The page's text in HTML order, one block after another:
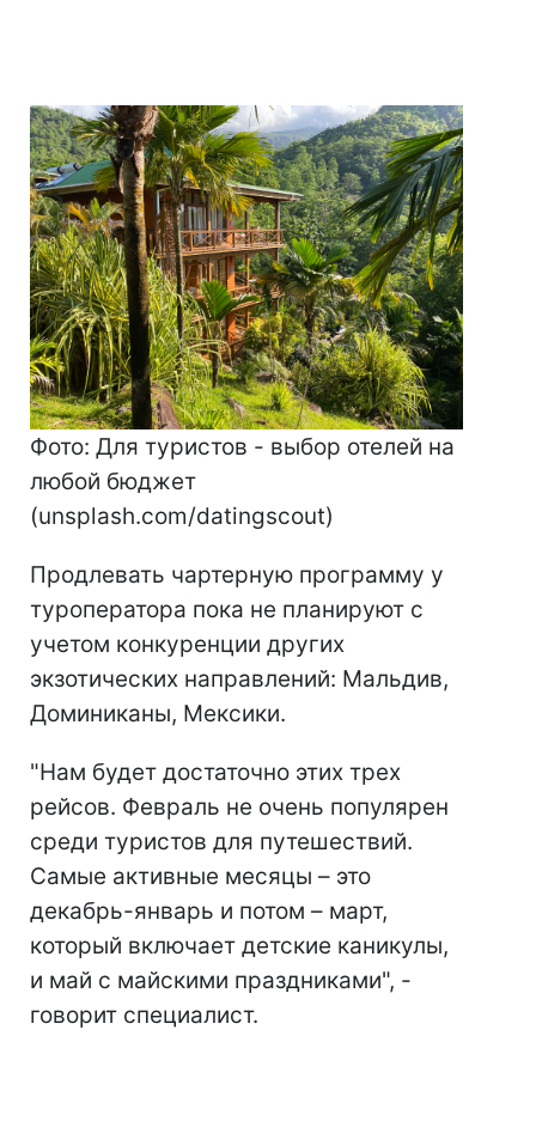
Фото: Для туристов - выбор отелей на
любой бюджет
(unsplash.com/datingscout)
Продлевать чартерную программу у
туроператора пока не планируют с
учетом конкуренции других
экзотических направлений: Мальдив,
Доминиканы, Мексики.
"Нам будет достаточно этих трех
рейсов. Февраль не очень популярен
среди туристов для путешествий.
Самые активные месяцы – это
декабрь-январь и потом – март,
который включает детские каникулы,
и май с майскими праздниками", -
говорит специалист.